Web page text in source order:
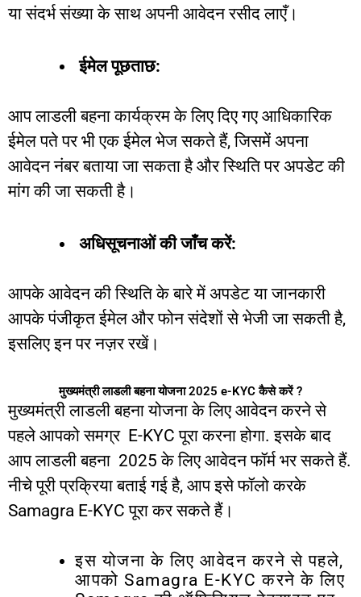
या संदर्भ संख्या के साथ अपनी आवेदन रसीद लाएँ।
ईमेल पूछताछ:
आप लाडली बहना कार्यक्रम के लिए दिए गए आधिकारिक
ईमेल पते पर भी एक ईमेल भेज सकते हैं,जिसमें अपना
आवेदन नंबर बताया जा सकता है और स्थिति पर अपडेट की
मांग की जा सकती है।
अधिसूचनाओं की जाँच करें:
आपके आवेदन की स्थिति के बारे में अपडेट या जानकारी
आपके पंजीकृत ईमेल और फोन संदेशों से भेजी जा सकती है,
इसलिए इन पर नज़र रखें।
मुख्यमंत्री लाडली बहना योजना 2025 e-KYC कैसे करें ?
मुख्यमंत्री लाडली बहना योजना के लिए आवेदन करने से
पहले आपकोसमग्र E-KYCपूरा करना होगा.इसके बाद
आप लाडली बहना 2025के लिए आवेदन फॉर्म भर सकते हैं.
नीचे पूरी प्रक्रिया बताई गई है, आप इसे फॉलो करके
Samagra E-KYCपूरा कर सकते हैं।
इस योजना के लिए आवेदन करने से पहले,
आपको Samagra E-KYCकरने के लिए